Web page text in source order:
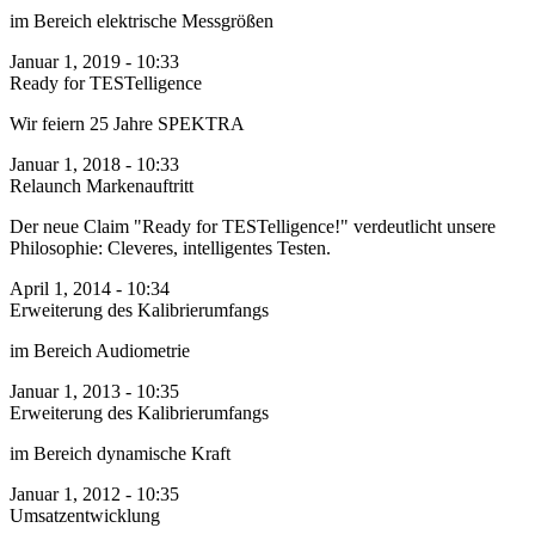
im Bereich elektrische Messgrößen
Januar 1, 2019 - 10:33
Ready for TESTelligence
Wir feiern 25 Jahre SPEKTRA
Januar 1, 2018 - 10:33
Relaunch Markenauftritt
Der neue Claim "Ready for TESTelligence!" verdeutlicht unsere
Philosophie: Cleveres, intelligentes Testen.
April 1, 2014 - 10:34
Erweiterung des Kalibrierumfangs
im Bereich Audiometrie
Januar 1, 2013 - 10:35
Erweiterung des Kalibrierumfangs
im Bereich dynamische Kraft
Januar 1, 2012 - 10:35
Umsatz­entwicklung